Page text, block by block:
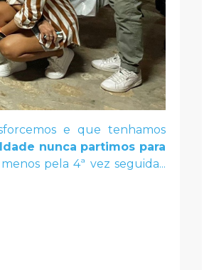
e que tenhamos
nunca partimos para
pela 4ª vez seguida...